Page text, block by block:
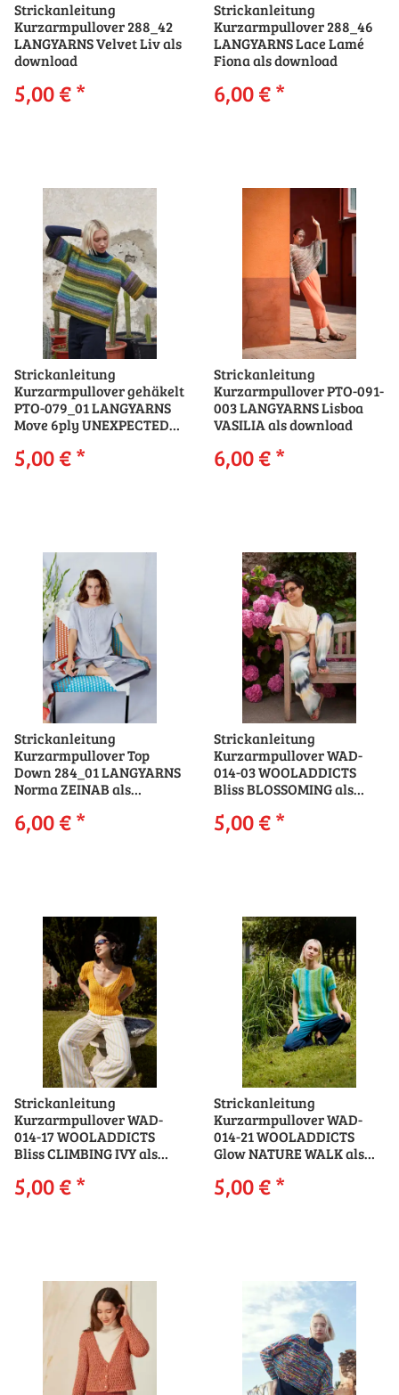
Strickanleitung
Kurzarmpullover 288_42
LANGYARNS Velvet Liv als
download
5,00 €*
Strickanleitung
Kurzarmpullover 288_46
LANGYARNS Lace Lamé
Fiona als download
6,00 €*
Strickanleitung
Kurzarmpullover gehäkelt
PTO-079_01 LANGYARNS
Move 6ply UNEXPECTED
5,00 €*
Strickanleitung
Kurzarmpullover PTO-091-
003 LANGYARNS Lisboa
VASILIA als download
6,00 €*
Strickanleitung
Kurzarmpullover Top
Down 284_01 LANGYARNS
Norma ZEINAB als
6,00 €*
Strickanleitung
Kurzarmpullover WAD-
014-03 WOOLADDICTS
Bliss BLOSSOMING als
5,00 €*
Strickanleitung
Kurzarmpullover WAD-
014-17 WOOLADDICTS
Bliss CLIMBING IVY als
5,00 €*
Strickanleitung
Kurzarmpullover WAD-
014-21 WOOLADDICTS
Glow NATURE WALK als
5,00 €*